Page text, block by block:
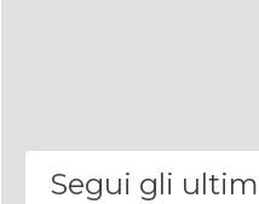
Segui gli